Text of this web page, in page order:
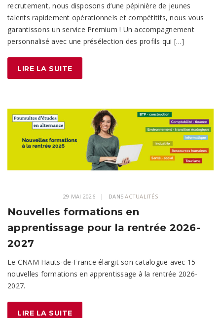
recrutement, nous disposons d’une pépinière de jeunes
talents rapidement opérationnels et compétitifs, nous vous
garantissons un service Premium ! Un accompagnement
personnalisé avec une présélection des profils qui […]
LIRE LA SUITE
29 MAI 2026 DANSACTUALITÉS
Nouvelles formations en
apprentissage pour la rentrée 2026-
2027
Le CNAM Hauts-de-France élargit son catalogue avec 15
nouvelles formations en apprentissage à la rentrée 2026-
2027.
LIRE LA SUITE